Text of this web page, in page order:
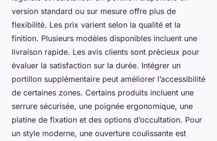
version standard ou sur mesure offre plus de
flexibilité. Les prix varient selon la qualité et la
finition. Plusieurs modèles disponibles incluent une
livraison rapide. Les avis clients sont précieux pour
évaluer la satisfaction sur la durée. Intégrer un
portillon supplémentaire peut améliorer l’accessibilité
de certaines zones. Certains produits incluent une
serrure sécurisée, une poignée ergonomique, une
platine de fixation et des options d’occultation. Pour
un style moderne, une ouverture coulissante est